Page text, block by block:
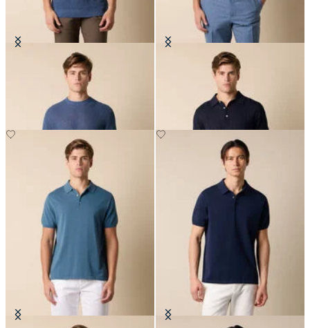
T-shirt en maille Coton-Lin Polo en maille de Coton-Lin